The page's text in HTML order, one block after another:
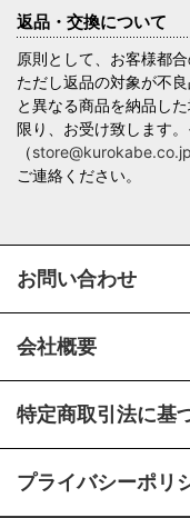
返品・交換について
原則として、お客様都
ただし返品の対象が不
と異なる商品を納品し
限り、お受け致します
（store@kurokabe.co.jp
ご連絡ください。
お問い合わせ
会社概要
特定商取引法に基
プライバシーポリ